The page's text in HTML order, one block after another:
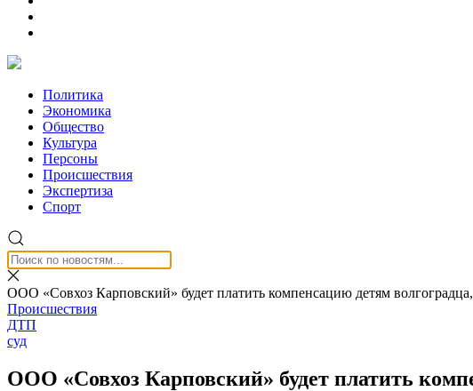
Политика
Экономика
Общество
Культура
Персоны
Происшествия
Экспертиза
Спорт
ООО «Совхоз Карповский» будет платить компенсацию детям
Происшествия
ДТП
суд
ООО «Совхоз Карповский» будет платить